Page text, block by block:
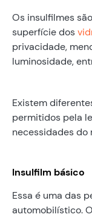
Os insulfilmes
superfície dos
privacidade,
luminosidade,
Existem
permitidos pela
necessidades do
Insulfilm básico
Essa é uma das
automobilístico.